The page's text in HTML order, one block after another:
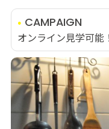
CAMPAIGN
オンライン見学可